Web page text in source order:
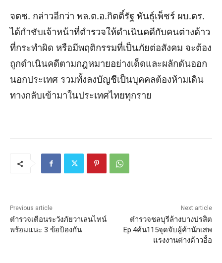
จตช. กล่าวอีกว่า พล.ต.อ.กิตติ์รัฐ พันธุ์เพ็ชร์ ผบ.ตร.
ได้กำชับเจ้าหน้าที่ตำรวจให้ดำเนินคดีกับคนต่างด้าว
ที่กระทำผิด หรือมีพฤติกรรมที่เป็นภัยต่อสังคม จะต้อง
ถูกดำเนินคดีตามกฎหมายอย่างเด็ดและผลักดันออก
นอกประเทศ รวมทั้งลงบัญชีเป็นบุคคลต้องห้ามเดิน
ทางกลับเข้ามาในประเทศไทยทุกราย
Previous article
ตำรวจเตือนระวังภัยวาเลนไทน์
พร้อมแนะ 3 ข้อป้องกัน
Next article
ตำรวจชลบุรีล้างบางปรสิต
Ep.4ค้น115จุดจับผู้ค้านักเสพ
แรงงานต่างด้าวอื้อ